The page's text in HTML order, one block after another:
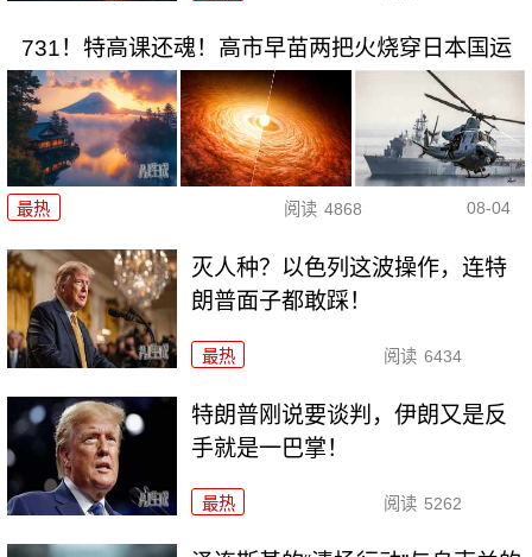
731！特高课还魂！高市早苗两把火烧穿日本国运
最热 阅读 4868 08-04
灭人种？以色列这波操作，连特
朗普面子都敢踩！
最热 阅读 6434
特朗普刚说要谈判，伊朗又是反
手就是一巴掌！
最热 阅读 5262